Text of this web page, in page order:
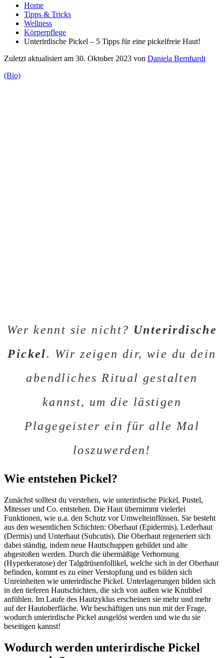
Home
Tipps & Tricks
Wellness
Körperpflege
Unterirdische Pickel – 5 Tipps für eine pickelfreie Haut!
Zuletzt aktualisiert am 30. Oktober 2023 von Daniela Bernhardt
(Bio)
Wer kennt sie nicht? Unterirdische
Pickel. Wir zeigen dir, wie du dein
abendliches Ritual gestalten
kannst, um die lästigen
Plagegeister ein für alle Mal
loszuwerden!
Wie entstehen Pickel?
Zunächst solltest du verstehen, wie unterirdische Pickel, Pustel,
Mitesser und Co. entstehen. Die Haut übernimmt vielerlei
Funktionen, wie u.a. den Schutz vor Umwelteinflüssen. Sie besteht
aus den wesentlichen Schichten: Oberhaut (Epidermis), Lederhaut
(Dermis) und Unterhaut (Subcutis). Die Oberhaut regeneriert sich
dabei ständig, indem neue Hautschuppen gebildet und alte
abgestoßen werden. Durch die übermäßige Verhornung
(Hyperkeratose) der Talgdrüsenfollikel, welche sich in der Oberhaut
befinden, kommt es zu einer Verstopfung und es bilden sich
Unreinheiten wie unterirdische Pickel. Unterlagerungen bilden sich
in den tieferen Hautschichten, die sich von außen wie Knubbel
anfühlen. Im Laufe des Hautzyklus erscheinen sie mehr und mehr
auf der Hautoberfläche. Wir beschäftigen uns nun mit der Frage,
wodurch unterirdische Pickel ausgelöst werden und wie du sie
beseitigen kannst!
Wodurch werden unterirdische Pickel